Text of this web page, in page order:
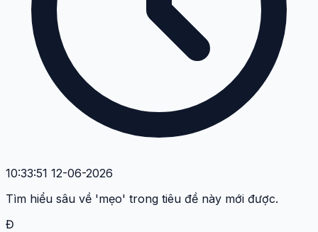
10:33:51 12-06-2026
Tìm hiểu sâu về 'mẹo' trong tiêu đề này mới được.
Đ